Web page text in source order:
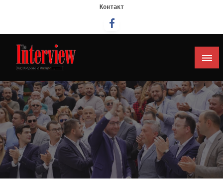
Контакт
Интервју